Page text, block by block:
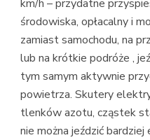
km/h – przydatne
środowiska, opłacalny i
zamiast samochodu, na
lub na krótkie podróże ,
tym samym aktywnie
powietrza. Skutery
tlenków azotu, cząstek
nie można jeździć